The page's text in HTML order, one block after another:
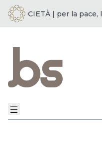
E SOCIETÀ | per la pace,